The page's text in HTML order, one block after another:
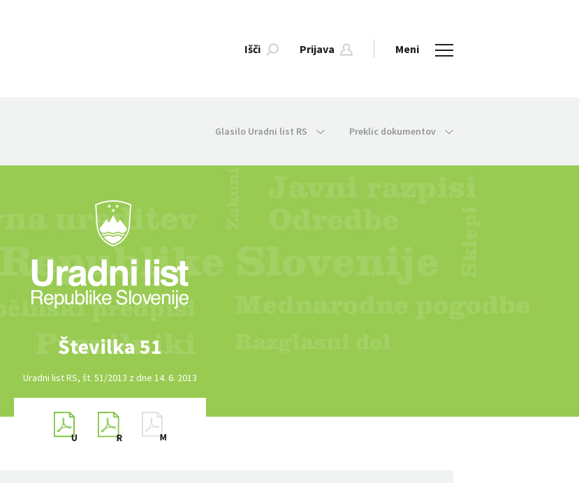
Išči Prijava Meni
Glasilo Uradni list RS Preklic dokumentov
Številka 51
Uradni list RS, št. 51/2013 z dne 14. 6. 2013